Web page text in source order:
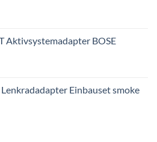
Aktivsystemadapter BOSE
Einbauset smoke